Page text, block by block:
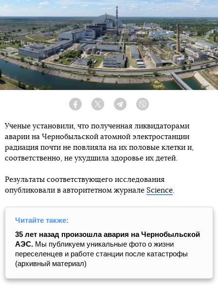
Facebook Twitter Telegram
Ученые установили, что полученная ликвидаторами
аварии на Чернобыльской атомной электростанции
радиация почти не повлияла на их половые клетки и,
соответственно, не ухудшила здоровье их детей.
Результаты соответствующего исследования
опубликовали в авторитетном журнале Science.
Читайте также:
35 лет назад произошла авария на Чернобыльской
АЭС. Мы публикуем уникальные фото о жизни
переселенцев и работе станции после катастрофы
(архивный материал)